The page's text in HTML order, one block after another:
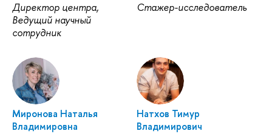
Директор центра,
Ведущий научный
сотрудник
Стажер-исследователь
Миронова Наталья
Владимировна
Натхов Тимур
Владимирович